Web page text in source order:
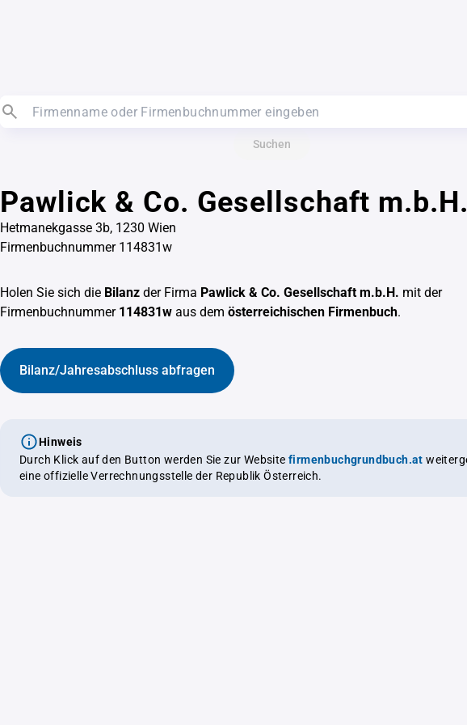
Suchen
Pawlick & Co. Gesellschaft m.b.H.
Hetmanekgasse 3b, 1230 Wien
Firmenbuchnummer 114831w
Holen Sie sich die Bilanz der Firma Pawlick & Co. Gesellschaft m.b.H. mit der
Firmenbuchnummer 114831w aus dem österreichischen Firmenbuch.
Bilanz/Jahresabschluss abfragen
Hinweis
Durch Klick auf den Button werden Sie zur Website firmenbuchgrundbuch.at weitergeleitet,
eine offizielle Verrechnungsstelle der Republik Österreich.